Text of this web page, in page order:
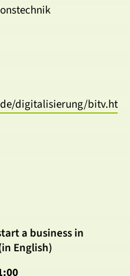
digitalisierung/bitv.ht
a business in
English)